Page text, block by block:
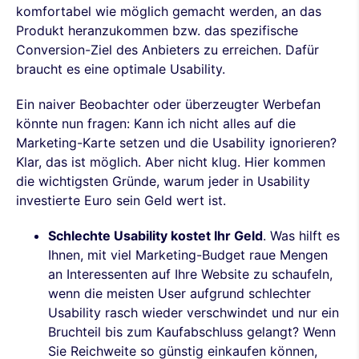
komfortabel wie möglich gemacht werden, an das
Produkt heranzukommen bzw. das spezifische
Conversion-Ziel des Anbieters zu erreichen. Dafür
braucht es eine optimale Usability.
Ein naiver Beobachter oder überzeugter Werbefan
könnte nun fragen: Kann ich nicht alles auf die
Marketing-Karte setzen und die Usability ignorieren?
Klar, das ist möglich. Aber nicht klug. Hier kommen
die wichtigsten Gründe, warum jeder in Usability
investierte Euro sein Geld wert ist.
Schlechte Usability kostet Ihr Geld. Was hilft es
Ihnen, mit viel Marketing-Budget raue Mengen
an Interessenten auf Ihre Website zu schaufeln,
wenn die meisten User aufgrund schlechter
Usability rasch wieder verschwindet und nur ein
Bruchteil bis zum Kaufabschluss gelangt? Wenn
Sie Reichweite so günstig einkaufen können,